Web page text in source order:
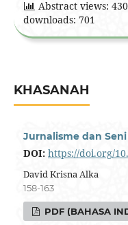
Abstract views:
downloads: 701
KHASANAH
Jurnalisme dan
DOI: https://doi.org/
David Krisna Alka
158-163
PDF (BAHASA